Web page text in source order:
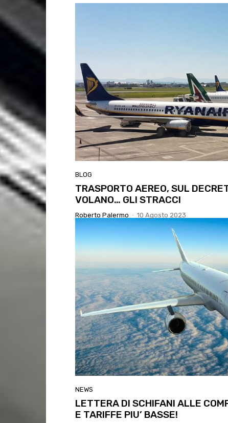
BLOG
TRASPORTO AEREO, SUL
VOLANO… GLI STRACCI
Roberto Palermo - 10 Agosto 2023
NEWS
LETTERA DI SCHIFANI ALLE
E TARIFFE PIU’ BASSE!